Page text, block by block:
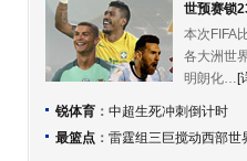
世预赛锁
本次FIFA
各大洲世
明朗化… [
锐体育 ： 中超生死冲刺倒计时
最篮点 ： 雷霆组三巨搅动西部世